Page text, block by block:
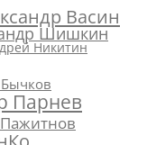
Васин
Шишкин
Никитин
Парнев